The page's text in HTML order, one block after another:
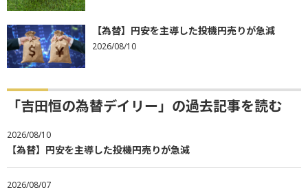
【為替】円安を主導した投機円売りが急減
2026/08/10
「吉田恒の為替デイリー」の過去記事を読む
2026/08/10
【為替】円安を主導した投機円売りが急減
2026/08/07